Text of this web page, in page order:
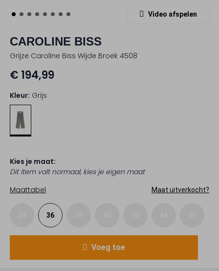
Video afspelen
CAROLINE BISS
Grijze Caroline Biss Wijde Broek 4508
€ 194,99
Kleur: Grijs
Kies je maat:
Dit item valt normaal, kies je eigen maat
Maattabel
Maat uitverkocht?
36
Voeg toe